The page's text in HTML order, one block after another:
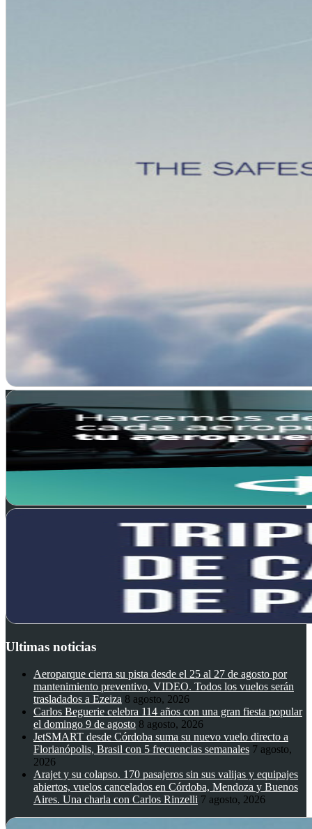
Ultimas noticias
Aeroparque cierra su pista desde el 25 al 27 de agosto por
mantenimiento preventivo, VIDEO. Todos los vuelos serán
trasladados a Ezeiza 8 agosto, 2026
Carlos Beguerie celebra 114 años con una gran fiesta popular
el domingo 9 de agosto 8 agosto, 2026
JetSMART desde Córdoba suma su nuevo vuelo directo a
Florianópolis, Brasil con 5 frecuencias semanales 7 agosto,
2026
Arajet y su colapso. 170 pasajeros sin sus valijas y equipajes
abiertos, vuelos cancelados en Córdoba, Mendoza y Buenos
Aires. Una charla con Carlos Rinzelli 7 agosto, 2026